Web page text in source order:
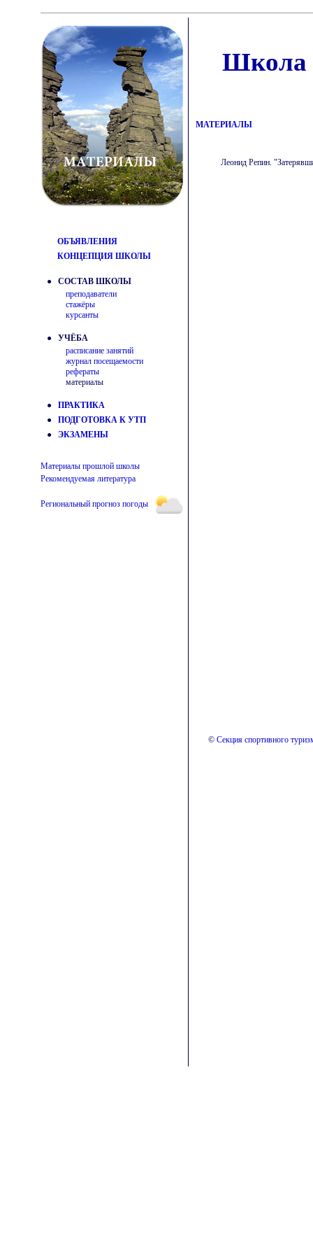
Школа
МАТЕРИАЛЫ
Леонид Репин.
© Секция спортивного
ОБЪЯВЛЕНИЯ
КОНЦЕПЦИЯ ШКОЛЫ
● СОСТАВ ШКОЛЫ
преподаватели
стажёры
курсанты
● УЧЁБА
расписание занятий
журнал посещаемости
рефераты
материалы
● ПРАКТИКА
● ПОДГОТОВКА К УТП
● ЭКЗАМЕНЫ
Материалы прошлой школы
Рекомендуемая литература
Региональный прогноз погоды